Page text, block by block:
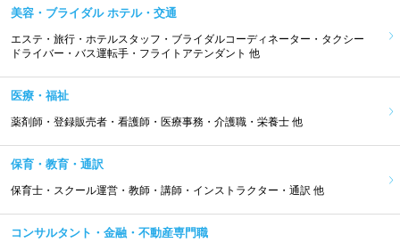
美容・ブライダル ホテル・交通
エステ・旅行・ホテルスタッフ・ブライダルコーディネーター・タクシー
ドライバー・バス運転手・フライトアテンダント 他
医療・福祉
薬剤師・登録販売者・看護師・医療事務・介護職・栄養士 他
保育・教育・通訳
保育士・スクール運営・教師・講師・インストラクター・通訳 他
コンサルタント・金融・不動産専門職